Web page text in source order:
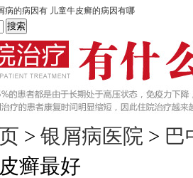
病的病因有 儿童牛皮癣的病因有哪
> 银屑病医院 > 巴
癣最好